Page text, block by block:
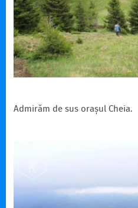
Admirăm de sus orașul Cheia.